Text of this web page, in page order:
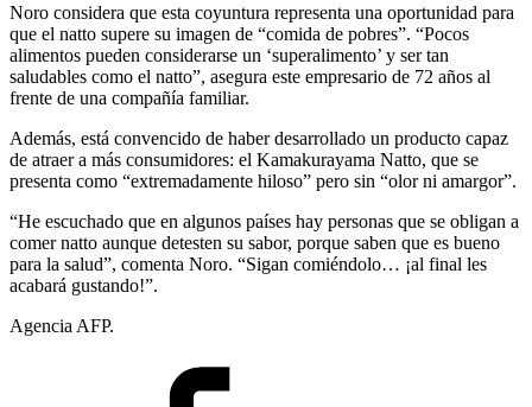
Noro considera que esta coyuntura representa una oportunidad para
que el natto supere su imagen de “comida de pobres”. “Pocos
alimentos pueden considerarse un ‘superalimento’ y ser tan
saludables como el natto”, asegura este empresario de 72 años al
frente de una compañía familiar.
Además, está convencido de haber desarrollado un producto capaz
de atraer a más consumidores: el Kamakurayama Natto, que se
presenta como “extremadamente hiloso” pero sin “olor ni amargor”.
“He escuchado que en algunos países hay personas que se obligan a
comer natto aunque detesten su sabor, porque saben que es bueno
para la salud”, comenta Noro. “Sigan comiéndolo… ¡al final les
acabará gustando!”.
Agencia AFP.